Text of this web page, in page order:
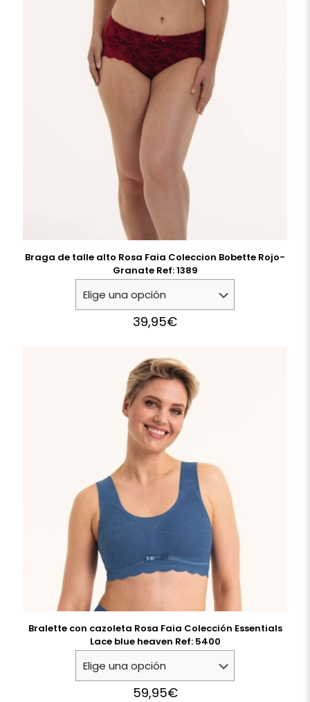
Braga de talle alto Rosa Faia Coleccion Bobette Rojo-
Granate Ref: 1389
39,95€
Bralette con cazoleta Rosa Faia Colección Essentials
Lace blue heaven Ref: 5400
59,95€